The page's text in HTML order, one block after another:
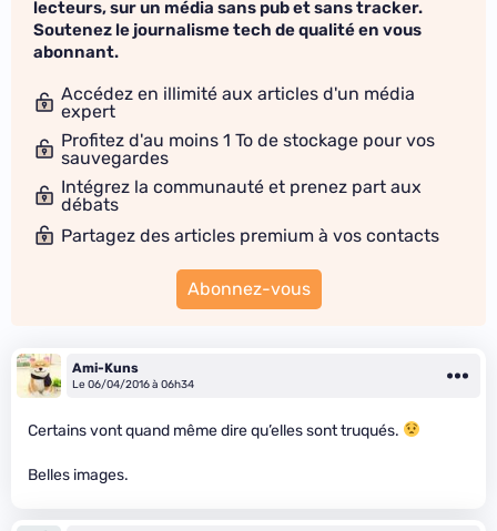
lecteurs, sur un média sans pub et sans tracker.
Soutenez le journalisme tech de qualité en vous
abonnant.
Accédez en illimité aux articles d'un média
expert
Profitez d'au moins 1 To de stockage pour vos
sauvegardes
Intégrez la communauté et prenez part aux
débats
Partagez des articles premium à vos contacts
Abonnez-vous
Ami-Kuns
Le 06/04/2016 à 06h34
Certains vont quand même dire qu’elles sont truqués.
Belles images.